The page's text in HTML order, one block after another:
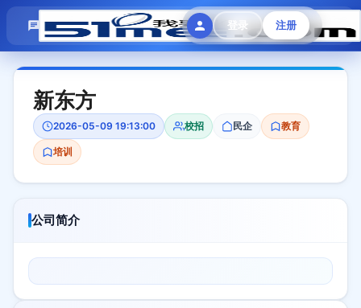
登录 注册
模拟面试 题目大全 招聘中心 会员专区
新东方
2026-05-09 19:13:00 校招 民企 教育
培训
公司简介